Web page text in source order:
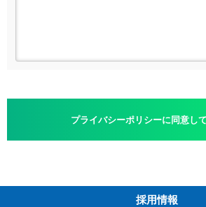
プライバシーポリシーに同意し
採用情報